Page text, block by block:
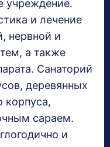
учреждение.
и лечение
нервной и
а также
Санаторий
деревянных
корпуса,
сараем.
и